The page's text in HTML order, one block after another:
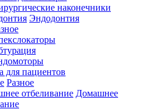
наконечники
Эндодонтия
для пациентов
Разное
Домашнее